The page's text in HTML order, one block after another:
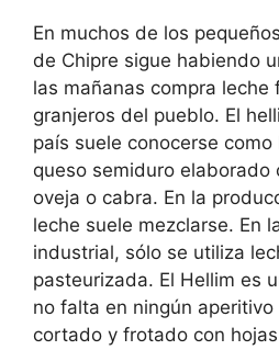
En muchos de los
de Chipre sigue habiendo
las mañanas compra leche
granjeros del pueblo. El
país suele conocerse como
queso semiduro elaborado
oveja o cabra. En la
leche suele mezclarse. En
industrial, sólo se utiliza
pasteurizada. El Hellim es
no falta en ningún aperitivo
cortado y frotado con